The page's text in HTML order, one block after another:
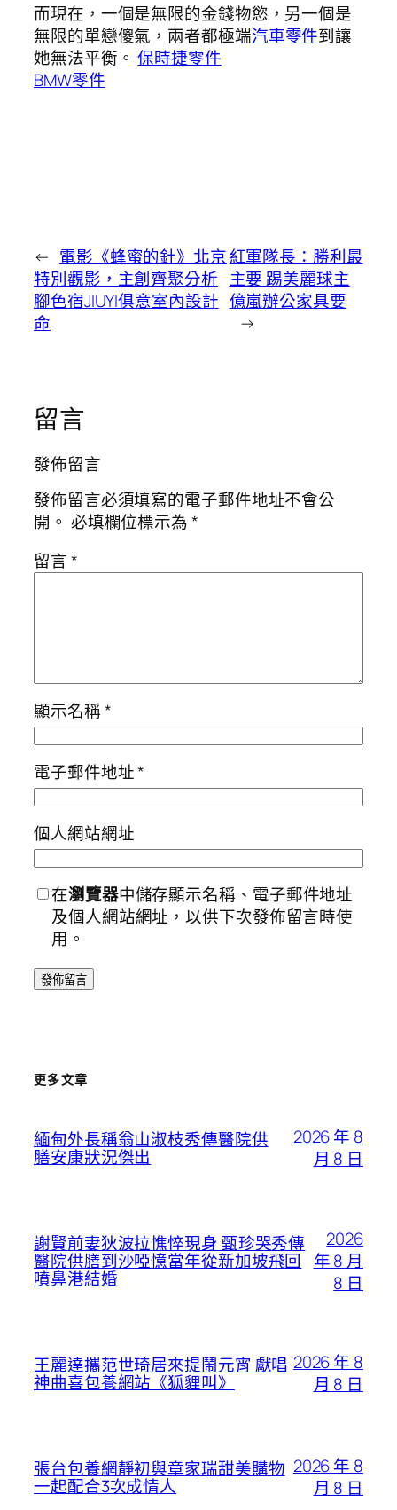
而現在，一個是無限的金錢物慾，另一個是
無限的單戀傻氣，兩者都極端汽車零件到讓
她無法平衡。保時捷零件
BMW零件
← 電影《蜂蜜的針》北京
特別觀影，主創齊聚分析
腳色宿JIUYI俱意室內設計
命
紅軍隊長：勝利最
主要 踢美麗球主
億嵐辦公家具要
→
留言
發佈留言
發佈留言必須填寫的電子郵件地址不會公
開。 必填欄位標示為*
留言*
顯示名稱*
電子郵件地址*
個人網站網址
在瀏覽器中儲存顯示名稱、電子郵件地址
及個人網站網址，以供下次發佈留言時使
用。
更多文章
緬甸外長稱翁山淑枝秀傳醫院供
膳安康狀況傑出
2026 年 8
月 8 日
謝賢前妻狄波拉憔悴現身 甄珍哭秀傳
醫院供膳到沙啞憶當年從新加坡飛回
噴鼻港結婚
2026
年 8 月
8 日
王麗達攜范世琦居來提鬧元宵 獻唱
神曲喜包養網站《狐貍叫》
2026 年 8
月 8 日
張台包養網靜初與章家瑞甜美購物
一起配合3次成情人
2026 年 8
月 8 日